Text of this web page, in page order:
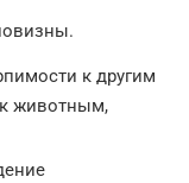
к другим
животным,